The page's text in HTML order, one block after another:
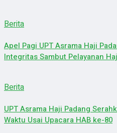
Berita
Apel Pagi UPT Asrama Haji
Integritas Sambut Pelayanan
Berita
UPT Asrama Haji Padang
Waktu Usai Upacara HAB ke-80